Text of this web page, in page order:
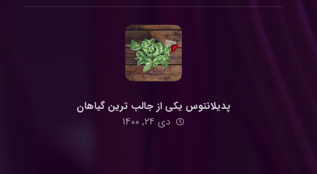
پدیلانتوس یکی از جالب ترین گیاهان
دی ۲۴, ۱۴۰۰